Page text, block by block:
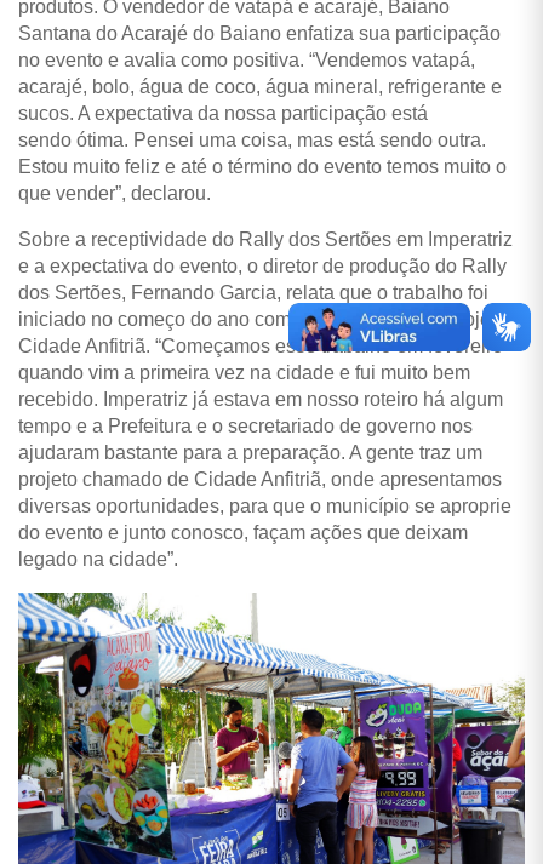
produtos. O vendedor de vatapá e acarajé, Baiano
Santana do Acarajé do Baiano enfatiza sua participação
no evento e avalia como positiva. “Vendemos vatapá,
acarajé, bolo, água de coco, água mineral, refrigerante e
sucos. A expectativa da nossa participação está
sendo ótima. Pensei uma coisa, mas está sendo outra.
Estou muito feliz e até o término do evento temos muito o
que vender”, declarou.
Sobre a receptividade do Rally dos Sertões em Imperatriz
e a expectativa do evento, o diretor de produção do Rally
dos Sertões, Fernando Garcia, relata que o trabalho foi
iniciado no começo do ano com apresentação do Projeto
Cidade Anfitriã. “Começamos esse trabalho em fevereiro
quando vim a primeira vez na cidade e fui muito bem
recebido. Imperatriz já estava em nosso roteiro há algum
tempo e a Prefeitura e o secretariado de governo nos
ajudaram bastante para a preparação. A gente traz um
projeto chamado de Cidade Anfitriã, onde apresentamos
diversas oportunidades, para que o município se aproprie
do evento e junto conosco, façam ações que deixam
legado na cidade”.